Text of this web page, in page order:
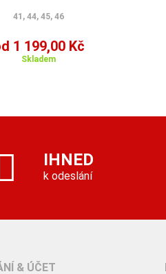
41, 44, 45, 46
1 199,00 Kč
Skladem
IHNED
k odeslání
& ÚČET